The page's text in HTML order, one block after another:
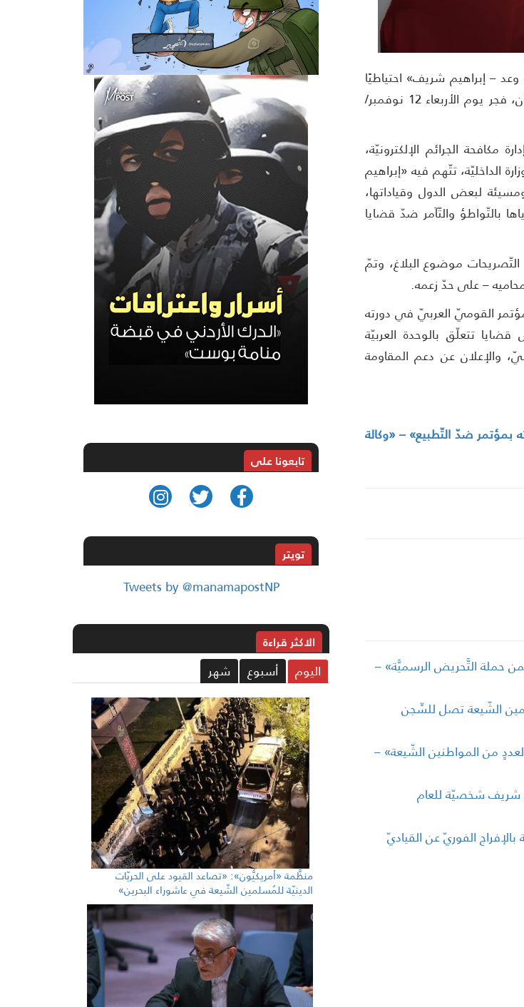
– إبراهيم شريف» احتياطيًا
على ذمّة التّحقيق، بعد اعتقاله من مطار البحرين الدوليّ قادمًا من لبنان، فجر يوم الأربعاء 12 نوفمبر/
مكافحة الجرائم الإلكترونيّة،
الداخليّة، تتّهم فيه «إبراهيم
لبعض الدول وقياداتها،
بالتّواطؤ والتّآمر ضدّ قضايا
موضوع البلاغ، وتمّ
– على حدّ زعمه.
القوميّ العربيّ في دورته
قضايا تتعلّق بالوحدة العربيّة
والإعلان عن دعم المقاومة
بمؤتمر ضدّ التّطبيع» – «وكالة
حملة التَّحريض الرسميَّة» –
الشّيعة تصل للسِّجن
لعددٍ من المواطنين الشّيعة» –
شريف شخصيّة للعام
بالإفراج الفوريّ عن القياديّ
تابعونا على
تويتر
Tweets by @manamapostNP
الاکثر قراءة
اليوم
أسبوع شهر
منظَّمة «أمريكيُّون»: «تصاعد القيود على الحريّات
الدينيّة للمُسلمين الشّيعة في عاشوراء البحرين»